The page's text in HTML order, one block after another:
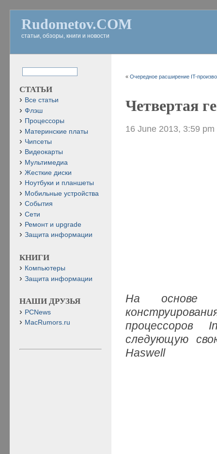
Rudometov.COM
статьи, обзоры, книги и новости
«Очередное расширение IT-
Четвертая
16 June 2013, 3:59 pm
На основе
процессоров
следующую
Haswell
СТАТЬИ
Все статьи
Флэш
Процессоры
Материнские платы
Чипсеты
Видеокарты
Мультимедиа
Жесткие диски
Ноутбуки и планшеты
Мобильные устройства
События
Сети
Ремонт и upgrade
Защита информации
КНИГИ
Компьютеры
Защита информации
НАШИ ДРУЗЬЯ
PCNews
MacRumors.ru